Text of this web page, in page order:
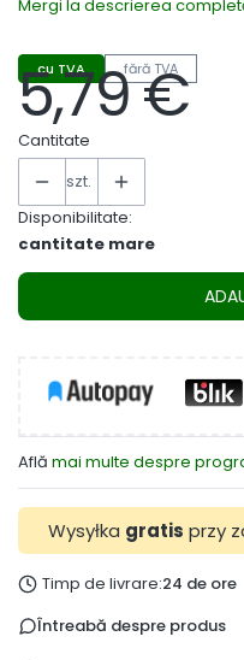
Mergi la descrierea
cu TVA fără TVA
Preț
5,79 €
Cantitate
szt.
Disponibilitate:
cantitate mare
Află mai multe despre
Wysyłka gratis przy
Timp de livrare:24 de ore
Întreabă despre produs